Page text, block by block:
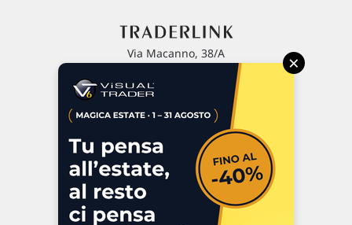
Via Macanno, 38/A
P.IVA 02 452 460 401
Commenti e segnalazioni
Contattaci
×